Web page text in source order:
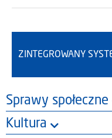
Sprawy społeczne
Kultura
ZINTEGROWANY